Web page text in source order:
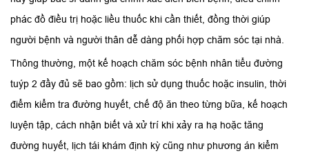
phác đồ điều trị hoặc liều thuốc khi cần thiết, đồng thời giúp
người bệnh và người thân dễ dàng phối hợp chăm sóc tại nhà.
Thông thường, một kế hoạch chăm sóc bệnh nhân tiểu đường
tuýp 2 đầy đủ sẽ bao gồm: lịch sử dụng thuốc hoặc insulin, thời
điểm kiểm tra đường huyết, chế độ ăn theo từng bữa, kế hoạch
luyện tập, cách nhận biết và xử trí khi xảy ra hạ hoặc tăng
đường huyết, lịch tái khám định kỳ cũng như phương án kiểm